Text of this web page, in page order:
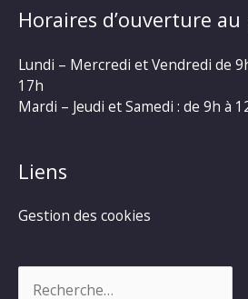
Horaires d’ouverture au
Lundi – Mercredi et Vendredi de
17h
Mardi – Jeudi et Samedi : de 9h à
Liens
Gestion des cookies